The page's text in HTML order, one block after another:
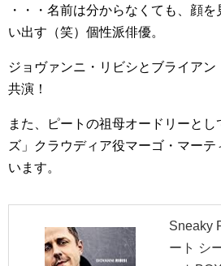
・・・名前は分からなくても、顔
い出す（笑）個性派俳優。
ジョヴァンニ・リビシとブライア
共演！
また、ピートの祖母オードリーと
ズ」クラウディア役マーゴ・マーテ
います。
Sneaky
ート シ